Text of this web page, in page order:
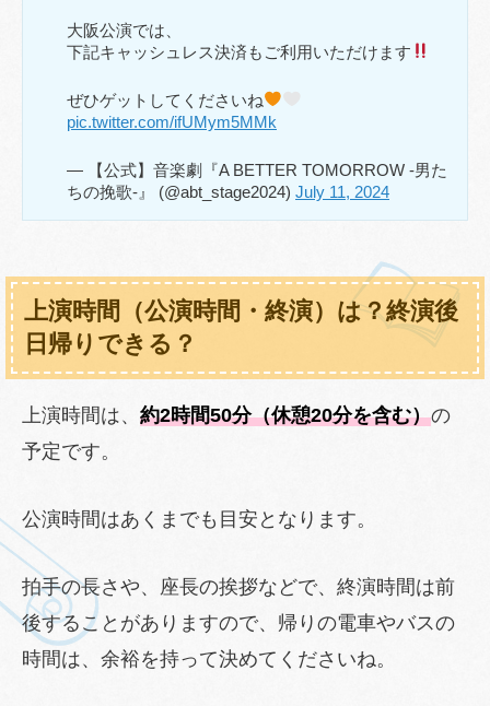
大阪公演では、
下記キャッシュレス決済もご利用いただけます
ぜひゲットしてくださいね
pic.twitter.com/ifUMym5MMk
— 【公式】音楽劇『A BETTER TOMORROW -男た
ちの挽歌-』 (@abt_stage2024) July 11, 2024
上演時間（公演時間・終演）は？終演後
日帰りできる？
上演時間は、 約2時間50分（休憩20分を含む）の
予定です。
公演時間はあくまでも目安となります。
拍手の長さや、座長の挨拶などで、終演時間は前
後することがありますので、帰りの電車やバスの
時間は、余裕を持って決めてくださいね。